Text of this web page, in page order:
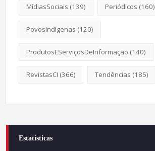
MídiasSociais (139) Periódicos (160)
PovosIndígenas (120)
ProdutosEServiçosDeInformação (140)
RevistasCI (366) Tendências (185)
Estatísticas